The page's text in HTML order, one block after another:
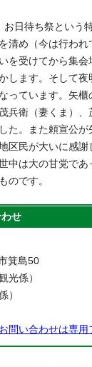
日待ち祭という
清め（今は行わ
を受けてから集
します。そして
っています。矢
兵衛（妻くま）
た。また頼宣公
区民が大いに感
中は大の甘党で
のです。
せ
箕島50
光係）
）
問い合わせは専用